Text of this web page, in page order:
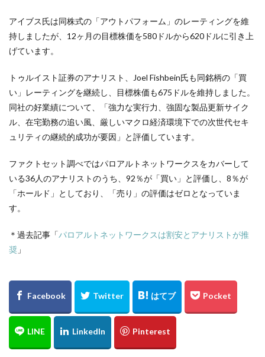
アイブス氏は同株式の「アウトパフォーム」のレーティングを維
持しましたが、12ヶ月の目標株価を580ドルから620ドルに引き上
げています。
トゥルイスト証券のアナリスト、Joel Fishbein氏も同銘柄の「買
い」レーティングを継続し、目標株価も675ドルを維持しました。
同社の好業績について、「強力な実行力、強固な製品更新サイク
ル、在宅勤務の追い風、厳しいマクロ経済環境下での次世代セキ
ュリティの継続的成功が要因」と評価しています。
ファクトセット調べではパロアルトネットワークスをカバーして
いる36人のアナリストのうち、92％が「買い」と評価し、8％が
「ホールド」としており、「売り」の評価はゼロとなっていま
す。
＊過去記事「パロアルトネットワークスは割安とアナリストが推
奨 」